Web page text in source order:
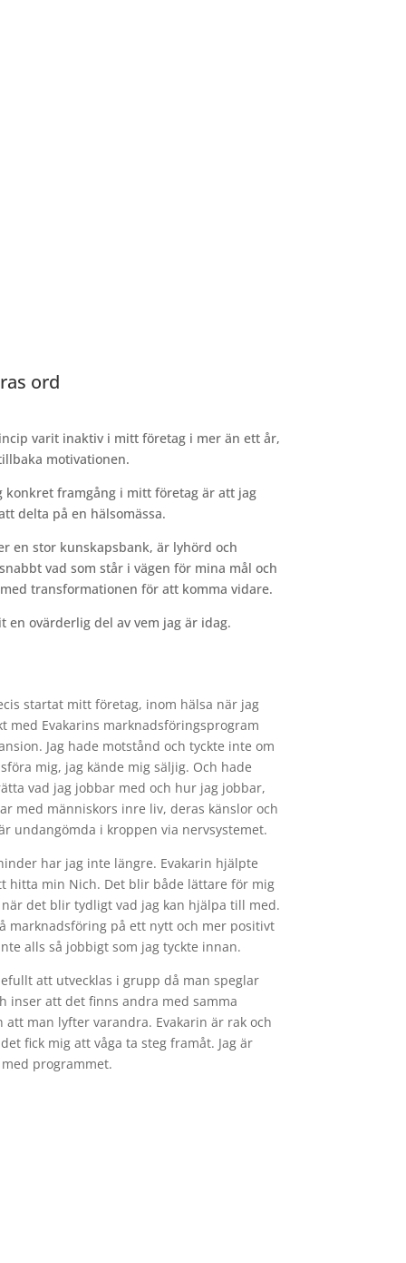
ord
varit inaktiv i mitt företag i mer än ett år,
motivationen.
konkret framgång i mitt företag är att jag
delta på en hälsomässa.
en stor kunskapsbank, är lyhörd och
vad som står i vägen för mina mål och
transformationen för att komma vidare.
en ovärderlig del av vem jag är idag.
startat mitt företag, inom hälsa när jag
med Evakarins marknadsföringsprogram
Jag hade motstånd och tyckte inte om
mig, jag kände mig säljig. Och hade
vad jag jobbar med och hur jag jobbar,
med människors inre liv, deras känslor och
undangömda i kroppen via nervsystemet.
har jag inte längre. Evakarin hjälpte
hitta min Nich. Det blir både lättare för mig
det blir tydligt vad jag kan hjälpa till med.
marknadsföring på ett nytt och mer positivt
alls så jobbigt som jag tyckte innan.
att utvecklas i grupp då man speglar
inser att det finns andra med samma
att man lyfter varandra. Evakarin är rak och
fick mig att våga ta steg framåt. Jag är
programmet.